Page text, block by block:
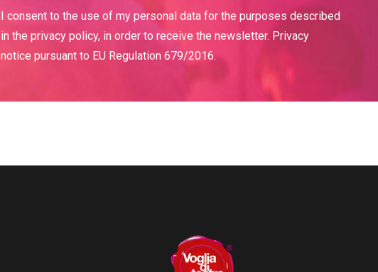
I consent to the use of my personal data for the purposes described
in the privacy policy, in order to receive the newsletter. Privacy
notice pursuant to EU Regulation 679/2016.